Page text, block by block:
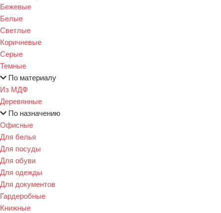
Бежевые
Белые
Светлые
Коричневые
Серые
Темные
По материалу
Из МДФ
Деревянные
По назначению
Офисные
Для белья
Для посуды
Для обуви
Для одежды
Для документов
Гардеробные
Книжные